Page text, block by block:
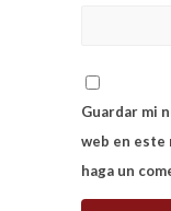
Guardar mi
web en este
haga un